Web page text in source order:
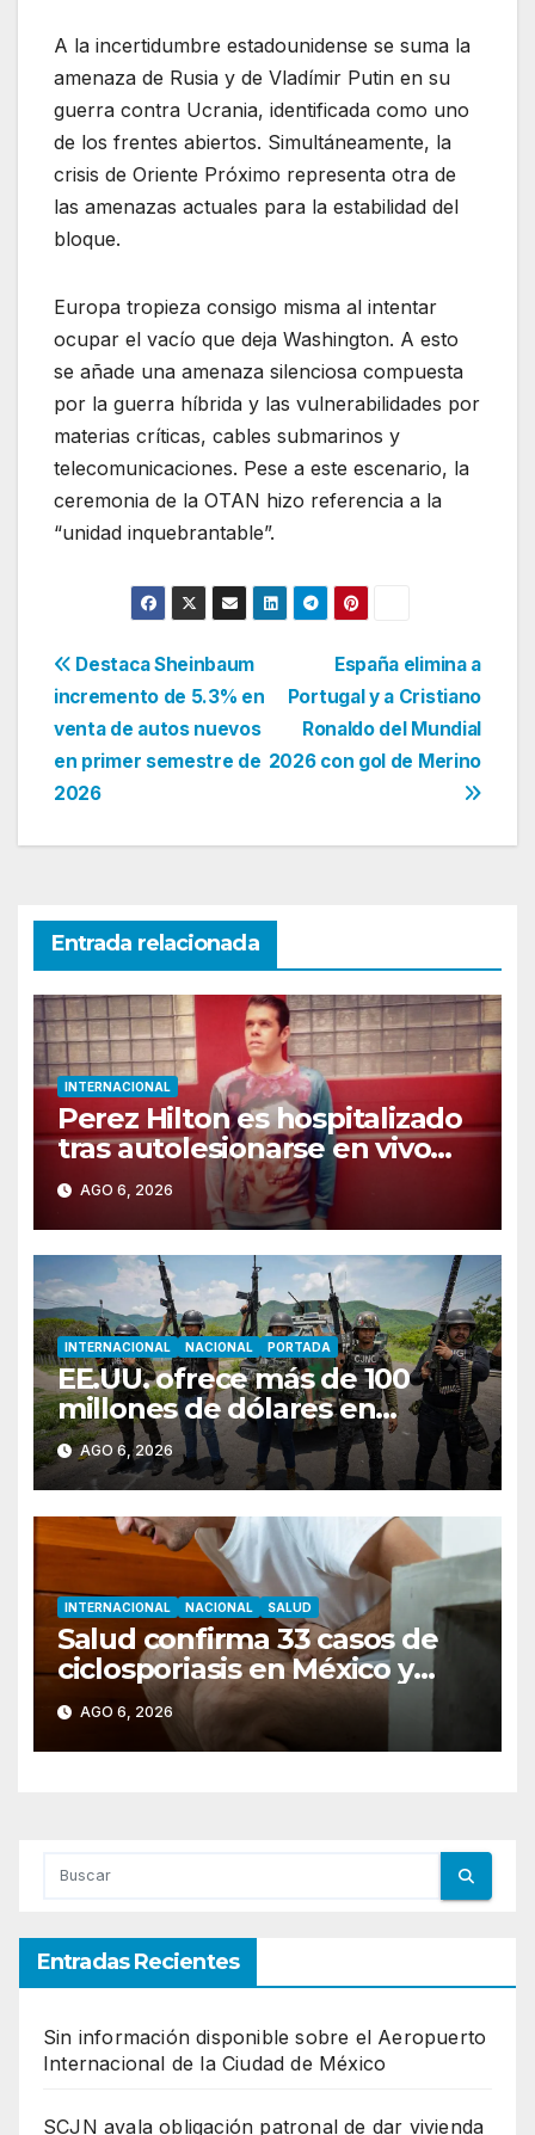
A la incertidumbre estadounidense se suma la
amenaza de Rusia y de Vladímir Putin en su
guerra contra Ucrania, identificada como uno
de los frentes abiertos. Simultáneamente, la
crisis de Oriente Próximo representa otra de
las amenazas actuales para la estabilidad del
bloque.
Europa tropieza consigo misma al intentar
ocupar el vacío que deja Washington. A esto
se añade una amenaza silenciosa compuesta
por la guerra híbrida y las vulnerabilidades por
materias críticas, cables submarinos y
telecomunicaciones. Pese a este escenario, la
ceremonia de la OTAN hizo referencia a la
“unidad inquebrantable”.
Navegación
de
entradas
España elimina a
Portugal y a Cristiano
Ronaldo del Mundial
2026 con gol de Merino
Destaca Sheinbaum
incremento de 5.3% en
venta de autos nuevos
en primer semestre de
2026
Entrada relacionada
INTERNACIONAL
Perez Hilton es hospitalizado
tras autolesionarse en vivo
por TikTok en Miami
AGO 6, 2026
INTERNACIONAL NACIONAL PORTADA
EE.UU. ofrece más de 100
millones de dólares en
recompensas por líderes del
CJNG
AGO 6, 2026
INTERNACIONAL NACIONAL SALUD
Salud confirma 33 casos de
ciclosporiasis en México y
descarta vínculo con brote en
EU
AGO 6, 2026
Entradas Recientes
Sin información disponible sobre el Aeropuerto
Internacional de la Ciudad de México
SCJN avala obligación patronal de dar vivienda